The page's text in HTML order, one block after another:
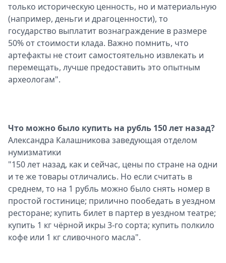
только историческую ценность, но и материальную
(например, деньги и драгоценности), то
государство выплатит вознаграждение в размере
50% от стоимости клада. Важно помнить, что
артефакты не стоит самостоятельно извлекать и
перемещать, лучше предоставить это опытным
археологам".
Что можно было купить на рубль 150 лет назад?
Александра Калашникова заведующая отделом
нумизматики
"150 лет назад, как и сейчас, цены по стране на одни
и те же товары отличались. Но если считать в
среднем, то на 1 рубль можно было снять номер в
простой гостинице; прилично пообедать в уездном
ресторане; купить билет в партер в уездном театре;
купить 1 кг чёрной икры 3-го сорта; купить полкило
кофе или 1 кг сливочного масла".